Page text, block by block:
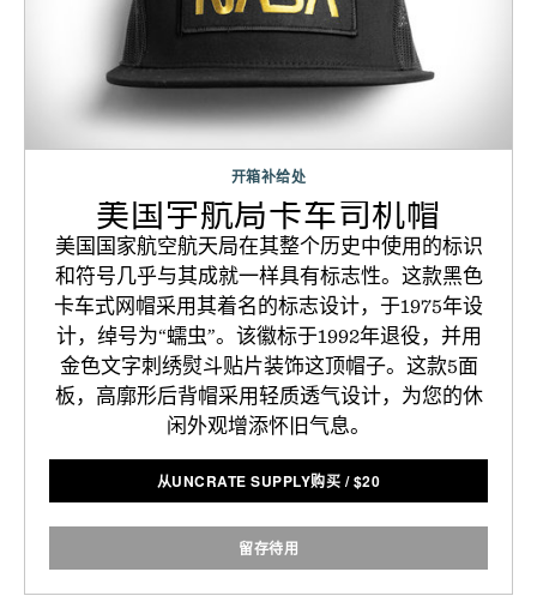
开箱补给处
美国宇航局卡车司机帽
美国国家航空航天局在其整个历史中使用的标识
和符号几乎与其成就一样具有标志性。这款黑色
卡车式网帽采用其着名的标志设计，于1975年设
计，绰号为“蠕虫”。该徽标于1992年退役，并用
金色文字刺绣熨斗贴片装饰这顶帽子。这款5面
板，高廓形后背帽采用轻质透气设计，为您的休
闲外观增添怀旧气息。
从UNCRATE SUPPLY购买 /$20
留存待用